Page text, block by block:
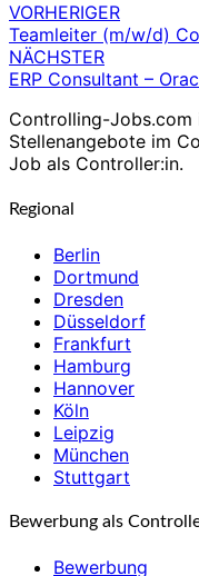
VORHERIGER
Teamleiter (m/w/d)
NÄCHSTER
ERP Consultant –
Controlling-
Stellenangebote im
Job als Controller:in.
Regional
Berlin
Dortmund
Dresden
Düsseldorf
Frankfurt
Hamburg
Hannover
Köln
Leipzig
München
Stuttgart
Bewerbung als
Bewerbung